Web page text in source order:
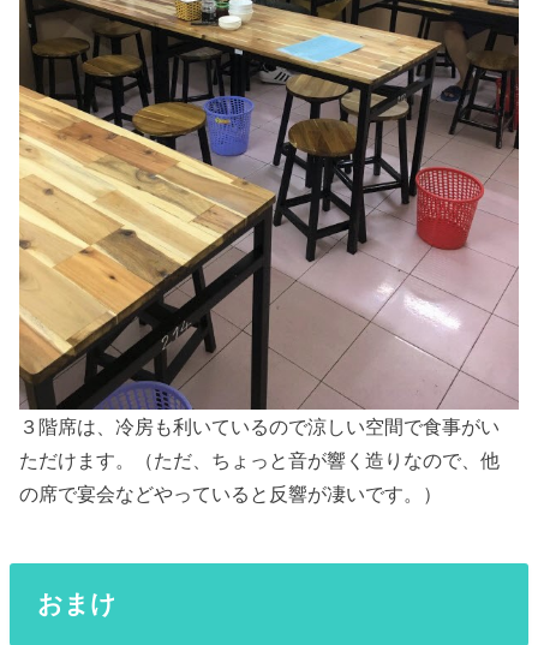
３階席は、冷房も利いているので涼しい空間で食事がい
ただけます。（ただ、ちょっと音が響く造りなので、他
の席で宴会などやっていると反響が凄いです。）
おまけ